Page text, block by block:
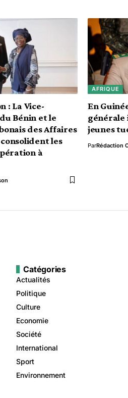
: La Vice-
Bénin et le
des Affaires
les
à
AFRIQUE
En
générale
jeunes
ParRédaction
Catégories
Actualités
Politique
Culture
Economie
Société
International
Sport
Environnement